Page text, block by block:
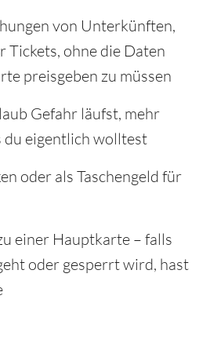
von Unterkünften,
Tickets, ohne die Daten
preisgeben zu müssen
Gefahr läufst, mehr
du eigentlich wolltest
oder als Taschengeld für
einer Hauptkarte – falls
oder gesperrt wird, hast